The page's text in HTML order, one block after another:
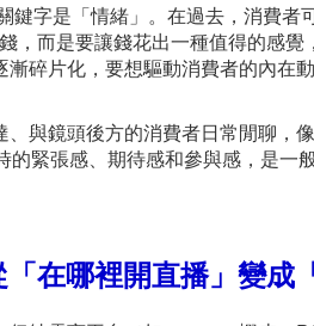
鍵字是「情緒」。在過去，消費
，而是要讓錢花出一種值得的感
碎片化，要想驅動消費者的內在
與鏡頭後方的消費者日常閒聊，
緊張感、期待感和參與感，是一
在哪裡開直播」變成